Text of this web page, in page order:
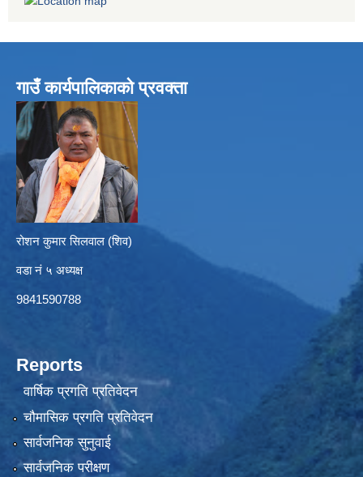
गाउँ कार्यपालिकाको प्रवक्ता
रोशन कुमार सिलवाल (शिव)
वडा नं ५ अध्यक्ष
9841590788
Reports
वार्षिक प्रगति प्रतिवेदन
चौमासिक प्रगति प्रतिवेदन
सार्वजनिक सुनुवाई
सार्वजनिक परीक्षण